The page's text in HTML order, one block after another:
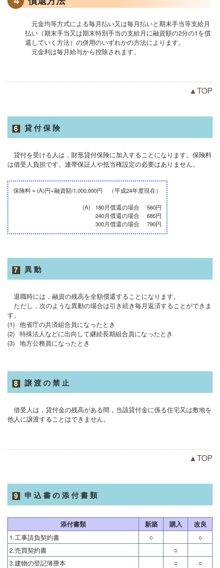
元金均等方式による毎月払い又は毎月払いと期末手当等支給月
払い（期末手当又は期末特別手当の支給月に融資額の2分の1を償
還していく方法）の併用のいずれかの方法によります。
元金利は毎月給与から控除されます。
▲TOP
貸付保険
貸付を受ける人は，財形貸付保険に加入することになります。保険料
は借受人負担です。連帯保証人や抵当権設定の必要はありません。
保険料＝(A)円×融資額/1,000,000円 （平成24年度現在）
(A) 180月償還の場合
560円
240月償還の場合
685円
300月償還の場合
790円
異動
退職時には，融資の残高を全額償還することになります。
ただし，次のような異動の場合は引き続き毎月返済することができま
す。
(1) 他省庁の共済組合員になったとき
(2) 特殊法人などに出向して継続長期組合員になったとき
(3) 地方公務員になったとき
譲渡の禁止
借受人は，貸付金の残高がある間，当該貸付金に係る住宅又は敷地を
他人に譲渡することはできません。
▲TOP
申込書の添付書類
添付書類 新築 購入 改良
1.工事請負契約書 ○
○
2.売買契約書
○
3.建物の登記簿謄本
○
○